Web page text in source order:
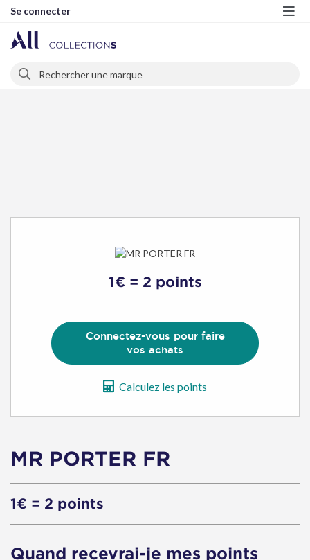
Se connecter
Rechercher
1€ = 2 points
Connectez-vous pour faire
vos achats
Calculez les points
MR PORTER FR
1€ = 2 points
Quand recevrai-je mes points